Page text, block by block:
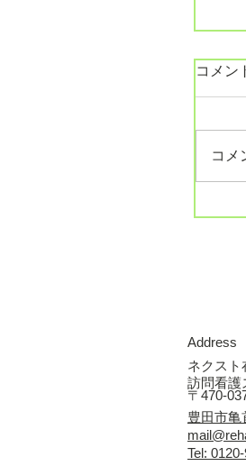
コメン
コメ
Address
ネクスト
訪問看護
〒470-
豊田市
Tel: